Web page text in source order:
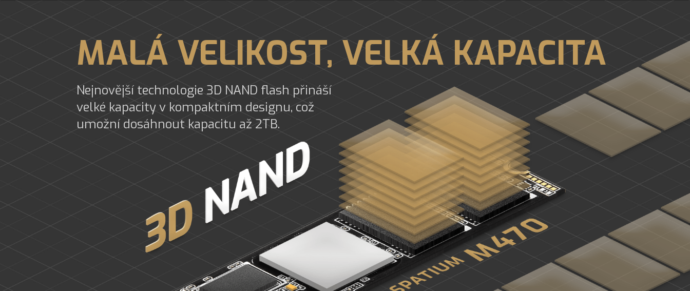
MALÁ VELIKOST, VELKÁ KAPACITA
Nejnovější technologie 3D NAND flash přináší
velké kapacity v kompaktním designu, což
umožní dosáhnout kapacitu až 2TB.